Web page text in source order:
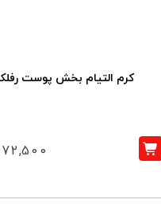
کرم التیام بخش پوست